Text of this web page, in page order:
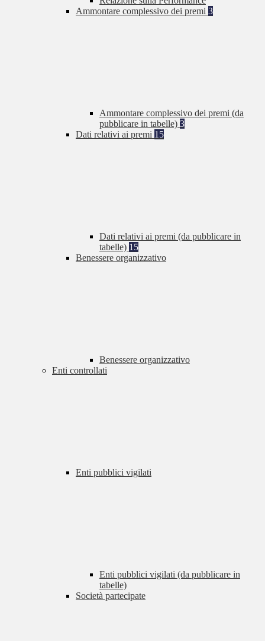
Ammontare complessivo dei premi 3
Ammontare complessivo dei premi (da
pubblicare in tabelle) 3
Dati relativi ai premi 15
Dati relativi ai premi (da pubblicare in
tabelle) 15
Benessere organizzativo
Benessere organizzativo
Enti controllati
Enti pubblici vigilati
Enti pubblici vigilati (da pubblicare in
tabelle)
Società partecipate